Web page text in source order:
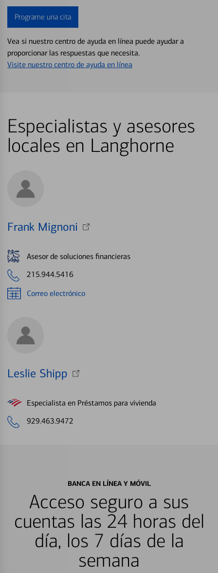
Programe una cita
Vea si nuestro centro de ayuda en línea puede ayudar a
proporcionar las respuestas que necesita.
Visite nuestro centro de ayuda en línea
Especialistas y asesores
locales en Langhorne
Frank Mignoni
Asesor de soluciones financieras
215.944.5416
Correo electrónico
Leslie Shipp
Especialista en Préstamos para vivienda
929.463.9472
BANCA EN LÍNEA Y MÓVIL
Acceso seguro a sus
cuentas las 24 horas del
día, los 7 días de la
semana